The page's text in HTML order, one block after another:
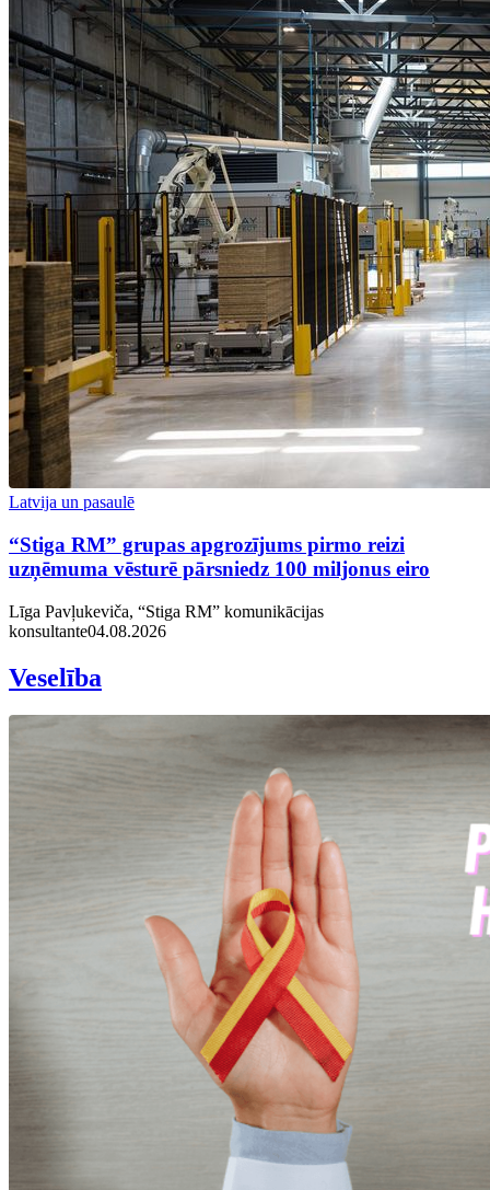
Latvija un pasaulē
“Stiga RM” grupas apgrozījums pirmo reizi
uzņēmuma vēsturē pārsniedz 100 miljonus eiro
Līga Pavļukeviča, “Stiga RM” komunikācijas
konsultante04.08.2026
Veselība